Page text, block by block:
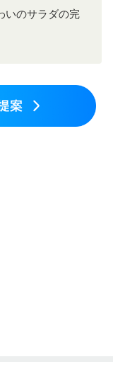
いのサラダの完